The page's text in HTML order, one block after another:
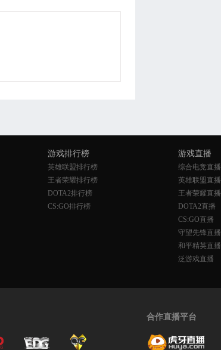
游戏排行榜
英雄联盟排行榜
王者荣耀排行榜
DOTA2排行榜
CS:GO排行榜
游戏直播
综合电竞直播
英雄联盟直播
王者荣耀直播
DOTA2直播
CS:GO直播
守望先锋直播
和平精英直播
泛游戏直播
合作直播平台